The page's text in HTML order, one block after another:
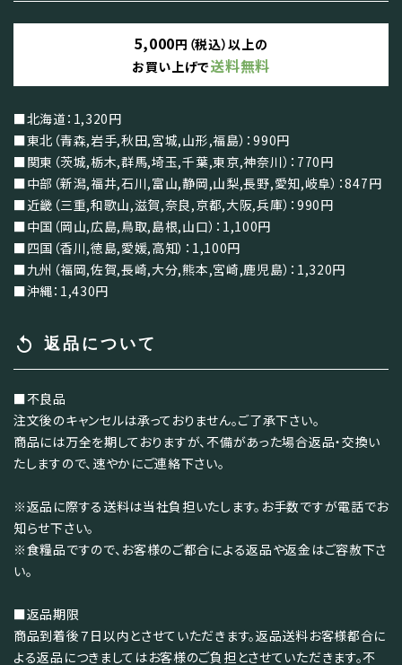
5,000円（税込）以上の
お買い上げで送料無料
■北海道：1,320円
■東北（青森,岩手,秋田,宮城,山形,福島）：990円
■関東（茨城,栃木,群馬,埼玉,千葉,東京,神奈川）：770円
■中部（新潟,福井,石川,富山,静岡,山梨,長野,愛知,岐阜）：847円
■近畿（三重,和歌山,滋賀,奈良,京都,大阪,兵庫）：990円
■中国（岡山,広島,鳥取,島根,山口）：1,100円
■四国（香川,徳島,愛媛,高知）：1,100円
■九州（福岡,佐賀,長崎,大分,熊本,宮崎,鹿児島）：1,320円
■沖縄：1,430円
replay 返品について
■不良品
注文後のキャンセルは承っておりません。ご了承下さい。
商品には万全を期しておりますが、不備があった場合返品・交換い
たしますので、速やかにご連絡下さい。
※返品に際する送料は当社負担いたします。お手数ですが電話でお
知らせ下さい。
※食糧品ですので、お客様のご都合による返品や返金はご容赦下さ
い。
■返品期限
商品到着後７日以内とさせていただきます。返品送料お客様都合に
よる返品につきましてはお客様のご負担とさせていただきます。不